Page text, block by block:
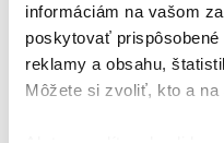
informáciám na vašom
poskytovať
reklamy a obsahu,
Môžete si zvoliť, kto a na
Krabica z